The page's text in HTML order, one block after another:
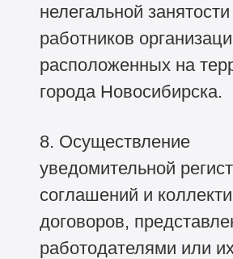
нелегальной занятости
работников
расположенных на
города Новосибирска.
8. Осуществление
уведомительной
соглашений и
договоров,
работодателями или